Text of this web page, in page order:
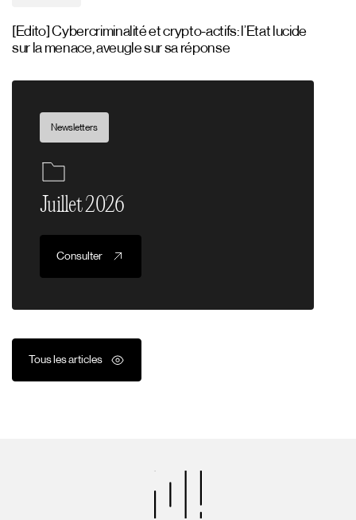
Tous les articles
[Edito] Cybercriminalité et crypto-actifs: l’Etat lucide
sur la menace, aveugle sur sa réponse
Newsletters
Juillet 2026
Consulter